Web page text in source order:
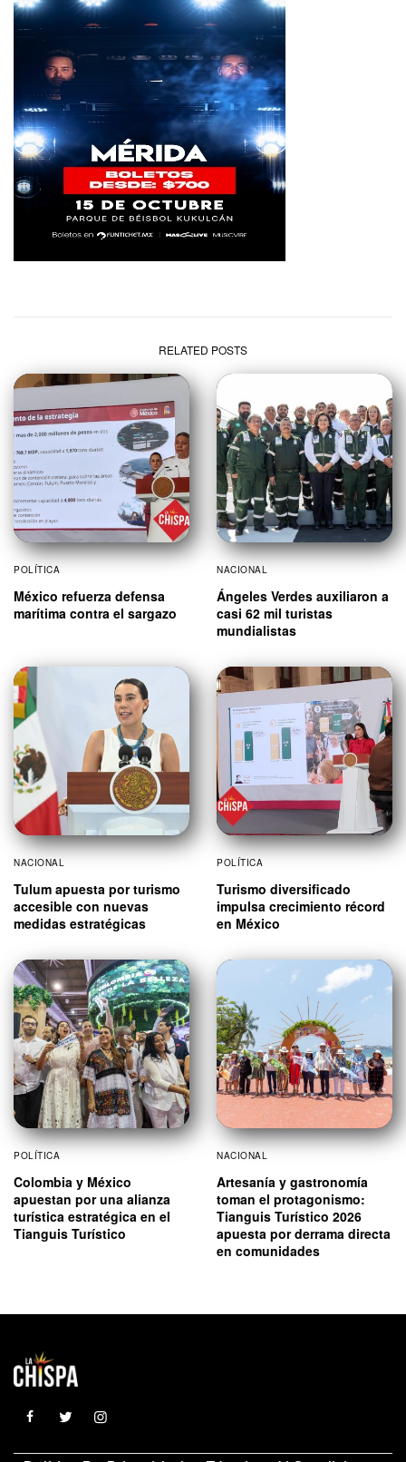
RELATED POSTS
POLÍTICA
México refuerza defensa
marítima contra el sargazo
NACIONAL
Ángeles Verdes auxiliaron a
casi 62 mil turistas
mundialistas
NACIONAL
Tulum apuesta por turismo
accesible con nuevas
medidas estratégicas
POLÍTICA
Turismo diversificado
impulsa crecimiento récord
en México
POLÍTICA
Colombia y México
apuestan por una alianza
turística estratégica en el
Tianguis Turístico
NACIONAL
Artesanía y gastronomía
toman el protagonismo:
Tianguis Turístico 2026
apuesta por derrama directa
en comunidades